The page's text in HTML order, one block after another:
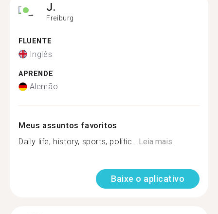
J.
Freiburg
FLUENTE
Inglês
APRENDE
Alemão
Meus assuntos favoritos
Daily life, history, sports, politic...Leia mais
Baixe o aplicativo